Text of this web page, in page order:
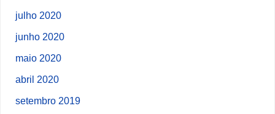
julho 2020
junho 2020
maio 2020
abril 2020
setembro 2019